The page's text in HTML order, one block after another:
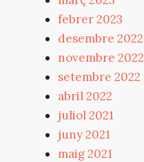
febrer 2023
desembre 2022
novembre 2022
setembre 2022
abril 2022
juliol 2021
juny 2021
maig 2021